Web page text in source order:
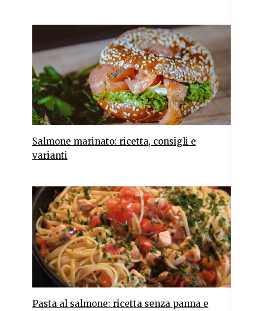
Salmone marinato: ricetta, consigli e
varianti
Pasta al salmone: ricetta senza panna e